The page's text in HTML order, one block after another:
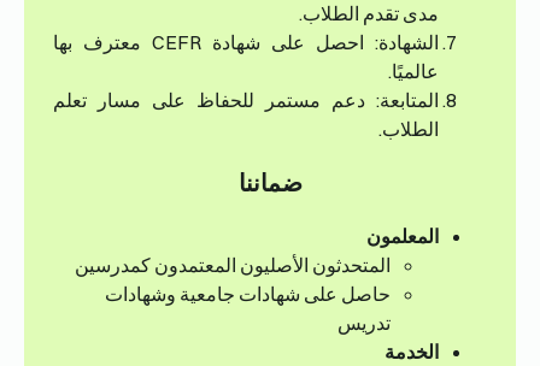
مدى تقدم الطلاب.
الشهادة: احصل على شهادة CEFR معترف بها
عالميًا.
المتابعة: دعم مستمر للحفاظ على مسار تعلم
الطلاب.
ضماننا
المعلمون
المتحدثون الأصليون المعتمدون كمدرسين
حاصل على شهادات جامعية وشهادات
تدريس
الخدمة